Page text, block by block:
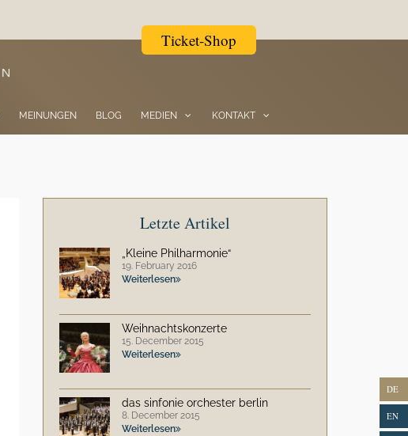
Ticket-Shop
MEINUNGEN BLOG MEDIEN KONTAKT
Letzte Artikel
„Kleine Philharmonie“
19. February 2016
Weiterlesen
Weihnachtskonzerte
15. December 2015
Weiterlesen
das sinfonie orchester berlin
8. December 2015
Weiterlesen
DE
EN